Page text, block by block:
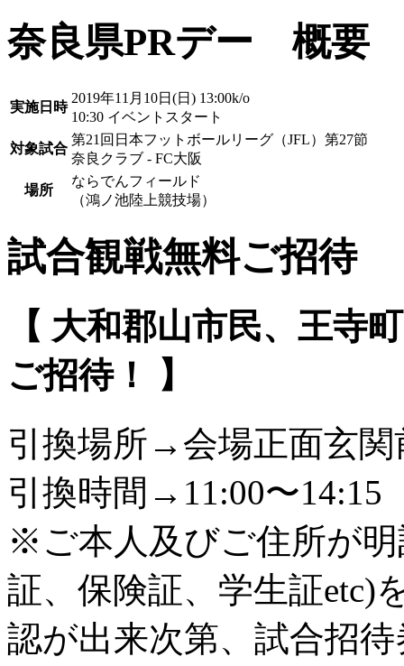
奈良県PRデー 概要
実施日時
2019年11月10日(日) 13:00k/o
10:30 イベントスタート
対象試合
第21回日本フットボールリーグ（JFL）第27節
奈良クラブ - FC大阪
場所
ならでんフィールド
（鴻ノ池陸上競技場）
試合観戦無料ご招待
【 大和郡山市民、王寺
ご招待！ 】
引換場所→会場正面玄
引換時間→11:00〜14:15
※ご本人及びご住所が
証、保険証、学生証etc)
認が出来次第、試合招